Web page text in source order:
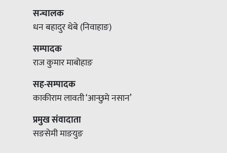
सन्चालक
धन बहादुर थेबे (निवाहाङ)
सम्पादक
राज कुमार माबोहाङ
सह-सम्पादक
काकीराम लावती ‘आन्छुमे नसान’
प्रमुख संवादाता
सङसेमी माङयुङ